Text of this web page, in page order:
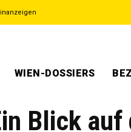
WIEN-DOSSIERS
Blick auf